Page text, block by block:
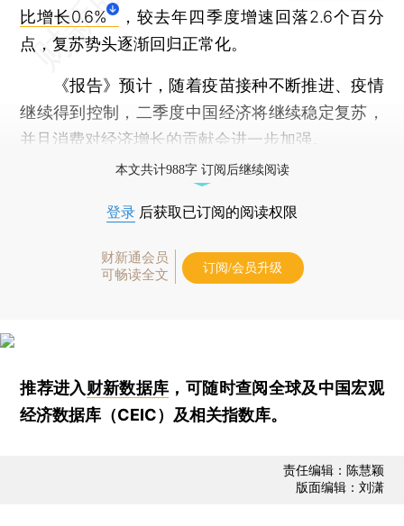
比增长0.6%
，较去年四季度增速回落2.6个百分
点，复苏势头逐渐回归正常化。
《报告》预计，随着疫苗接种不断推进、疫情
继续得到控制，二季度中国经济将继续稳定复苏，
并且消费对经济增长的贡献会进一步加强。
本文共计988字 订阅后继续阅读
登录 后获取已订阅的阅读权限
财新通会员
可畅读全文
订阅/会员升级
推荐进入财新数据库 ，可随时查阅全球及中国宏观
经济数据库（CEIC）及相关指数库。
责任编辑：陈慧颖
版面编辑：刘潇